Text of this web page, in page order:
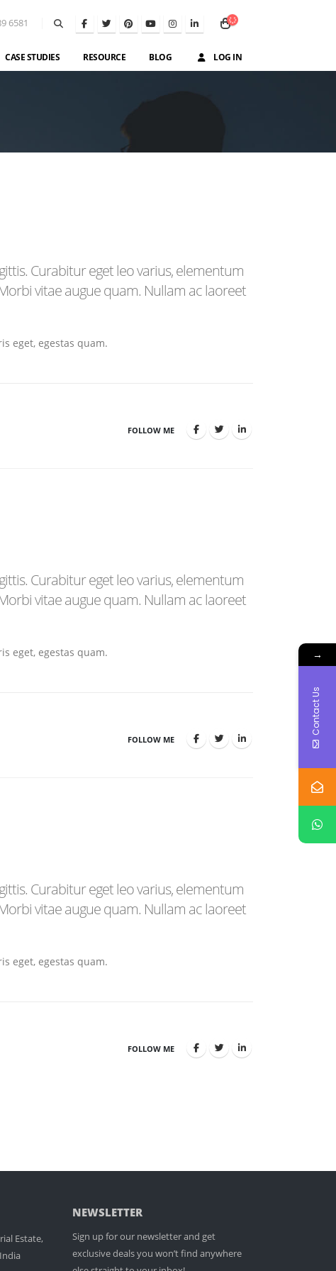
6581
CASE STUDIES RESOURCE BLOG LOG IN
Curabitur eget leo varius, elementum
vitae augue quam. Nullam ac laoreet
eget, egestas quam.
FOLLOW ME
Curabitur eget leo varius, elementum
vitae augue quam. Nullam ac laoreet
eget, egestas quam.
FOLLOW ME
Curabitur eget leo varius, elementum
vitae augue quam. Nullam ac laoreet
eget, egestas quam.
FOLLOW ME
Estate,
NEWSLETTER
Sign up for our newsletter and get
exclusive deals you won’t find anywhere
→
Contact Us